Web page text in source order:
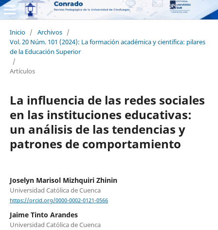
Inicio / Archivos /
Vol. 20 Núm. 101 (2024): La formación académica y científica: pilares
de la Educación Superior
/
Artículos
La influencia de las redes sociales
en las instituciones educativas:
un análisis de las tendencias y
patrones de comportamiento
Joselyn Marisol Mizhquiri Zhinin
Universidad Católica de Cuenca
https://orcid.org/0000-0002-0121-0566
Jaime Tinto Arandes
Universidad Católica de Cuenca